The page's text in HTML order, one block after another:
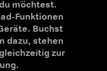
möchtest.
Funktionen
Buchst
dazu, stehen
zur